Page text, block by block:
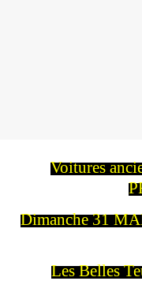
Voitures
Dimanche 31
Les Belles